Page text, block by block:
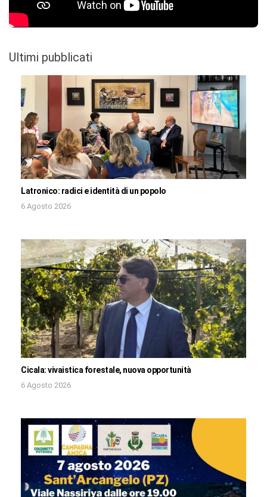
Ultimi pubblicati
Latronico: radici e identità di un popolo
6 Agosto 2026
Cicala: vivaistica forestale, nuova opportunità
6 Agosto 2026